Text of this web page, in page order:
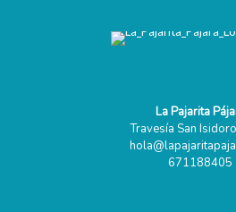
La Pajarita
Travesía San
671188405